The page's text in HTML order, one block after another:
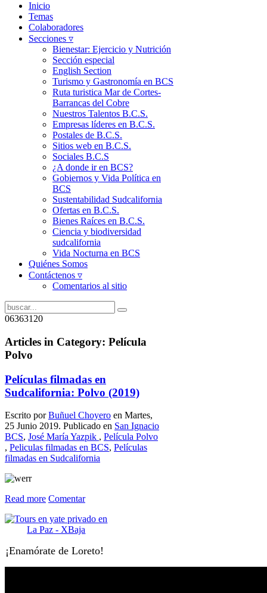
Inicio
Temas
Colaboradores
Secciones ▿
Bienestar: Ejercicio y Nutrición
Sección especial
English Section
Turismo y Gastronomía en BCS
Ruta turistica Mar de Cortes-
Barrancas del Cobre
Nuestros Talentos B.C.S.
Empresas líderes en B.C.S.
Postales de B.C.S.
Sitios web en B.C.S.
Sociales B.C.S
¿A donde ir en BCS?
Gobiernos y Vida Política en
BCS
Sustentabilidad Sudcalifornia
Ofertas en B.C.S.
Bienes Raíces en B.C.S.
Ciencia y biodiversidad
sudcalifornia
Vida Nocturna en BCS
Quiénes Somos
Contáctenos ▿
Comentarios al sitio
06363120
Articles in Category: Película
Polvo
Películas filmadas en
Sudcalifornia: Polvo (2019)
Escrito porBuñuel Choyero en Martes,
25 Junio 2019. Publicado en San Ignacio
BCS, José María Yazpik , Película Polvo
, Peliculas filmadas en BCS, Películas
filmadas en Sudcalifornia
Read more Comentar
¡Enamórate de Loreto!